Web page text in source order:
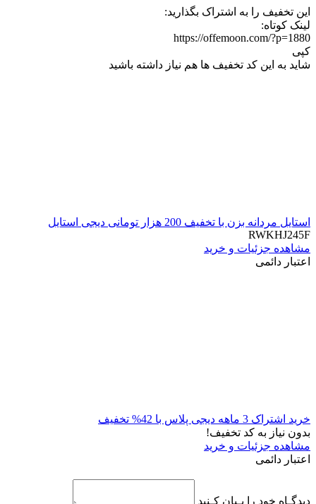
این تخفیف را به اشتراک بگذارید:
لینک کوتاه:
https://offemoon.com/?p=1880
کپی
شاید به این کد تخفیف ها هم نیاز داشته باشید
استایل مردانه بزن با تخفیف 200 هزار تومانی دیجی استایل
RWKHJ245F
مشاهده جزئیات و خرید
اعتبار دائمی
خرید اشتراک 3 ماهه دیجی پلاس با 42% تخفیف
بدون نیاز به کد تخفیف!
مشاهده جزئیات و خرید
اعتبار دائمی
دیدگـاه خود را بـیان کـنید